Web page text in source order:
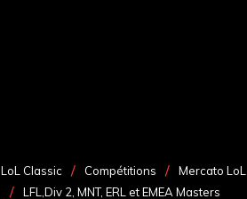
LoL Classic Compétitions
Mercato LoL
LFL,Div 2, MNT, ERL et EMEA Masters